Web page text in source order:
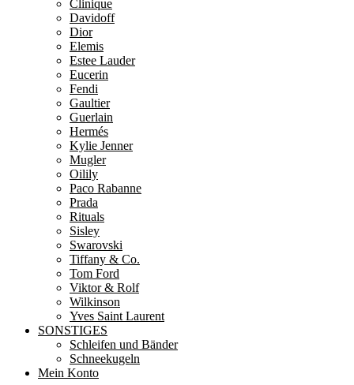
Clinique
Davidoff
Dior
Elemis
Estee Lauder
Eucerin
Fendi
Gaultier
Guerlain
Hermés
Kylie Jenner
Mugler
Oilily
Paco Rabanne
Prada
Rituals
Sisley
Swarovski
Tiffany & Co.
Tom Ford
Viktor & Rolf
Wilkinson
Yves Saint Laurent
SONSTIGES
Schleifen und Bänder
Schneekugeln
Mein Konto